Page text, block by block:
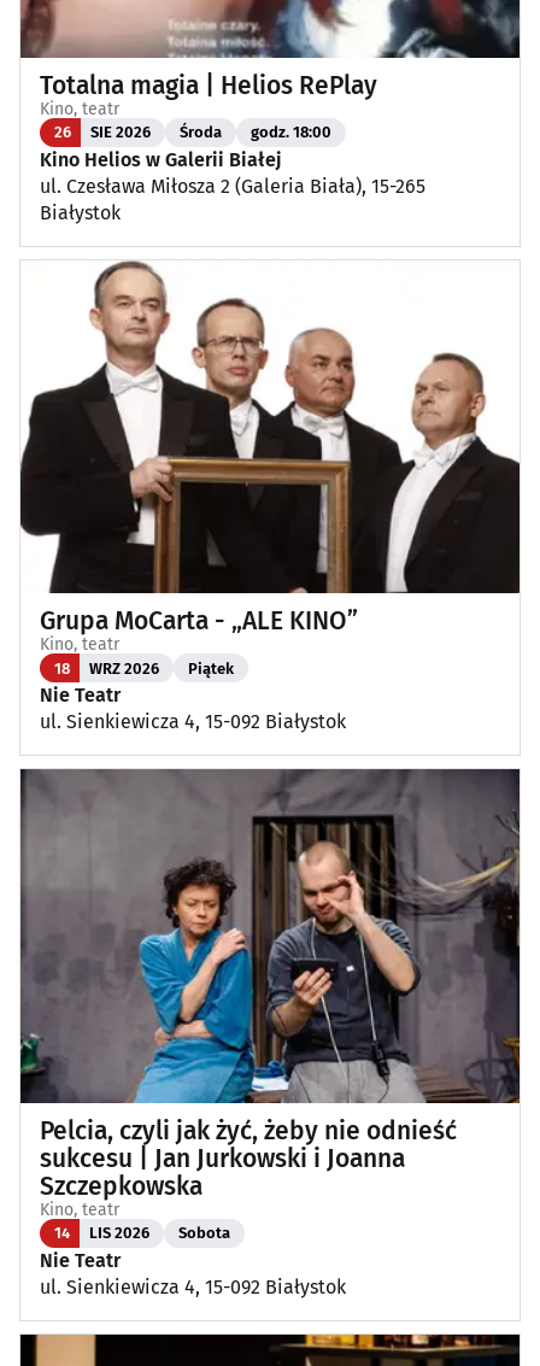
Totalna magia | Helios RePlay
Kino, teatr
26 SIE 2026 Środa godz. 18:00
Kino Helios w Galerii Białej
ul. Czesława Miłosza 2 (Galeria Biała), 15-265
Białystok
Grupa MoCarta - „ALE KINO”
Kino, teatr
18 WRZ 2026 Piątek
Nie Teatr
ul. Sienkiewicza 4, 15-092 Białystok
Pelcia, czyli jak żyć, żeby nie odnieść
sukcesu | Jan Jurkowski i Joanna
Szczepkowska
Kino, teatr
14 LIS 2026 Sobota
Nie Teatr
ul. Sienkiewicza 4, 15-092 Białystok